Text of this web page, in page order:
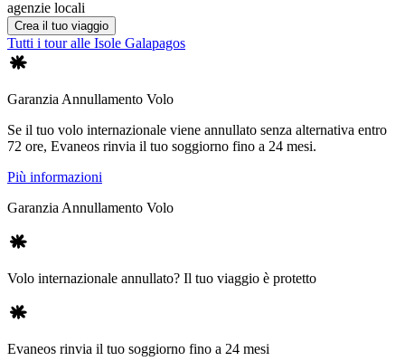
agenzie locali
Crea il tuo viaggio
Tutti i tour alle Isole Galapagos
Garanzia Annullamento Volo
Se il tuo volo internazionale viene annullato senza alternativa entro
72 ore, Evaneos rinvia il tuo soggiorno fino a 24 mesi.
Più informazioni
Garanzia Annullamento Volo
Volo internazionale annullato? Il tuo viaggio è protetto
Evaneos rinvia il tuo soggiorno fino a 24 mesi